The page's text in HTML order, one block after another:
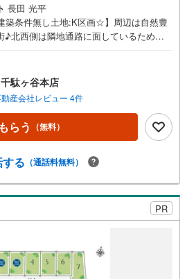
長田 光平
築条件無し土地:K区画☆】周辺は自然豊
♪北西側は隣地通路に面しているため日
築可能です◎フェリアホーム千駄ヶ谷本
建・中古戸建・中古マンションなど幅
ております。ご購入をご検討のお客様
お手伝いが可能です!!■インターネット
可能です（1）［室内・現地を見学する］
本日～4日以内をご希望の方は「ご要望・
合わせがスムーズです。【Yahoo！ 不動
る「Yahoo！不動産 物件ご成約キャンペ
ります。「資料をもらう」「見学予約を
お問い合わせください。※必ずYahoo！ J
ん。”
駄ヶ谷本店
産会社レビュー 4件
らう （無料）
る （通話料無料）
PR